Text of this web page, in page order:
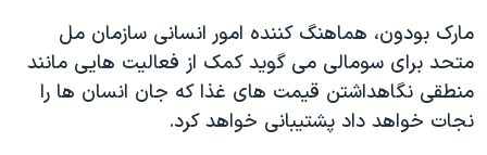
چهل سال گروگان‌گیری
قانون شفافیت دارائی کادر رهبری ایران
اعتراضات مردمی آبان ۹۸
مارک بودون، هماهنگ کننده امور انسانی سازمان مل
متحد برای سومالی می گوید کمک از فعالیت هایی مانند
منطقی نگاهداشتن قیمت های غذا که جان انسان ها را
نجات خواهد داد پشتیبانی خواهد کرد.